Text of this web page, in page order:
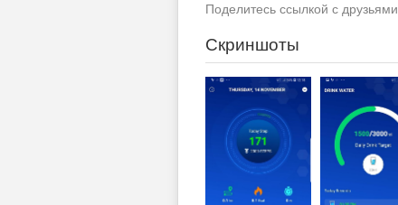
Поделитесь ссылкой с друзьями
Скриншоты